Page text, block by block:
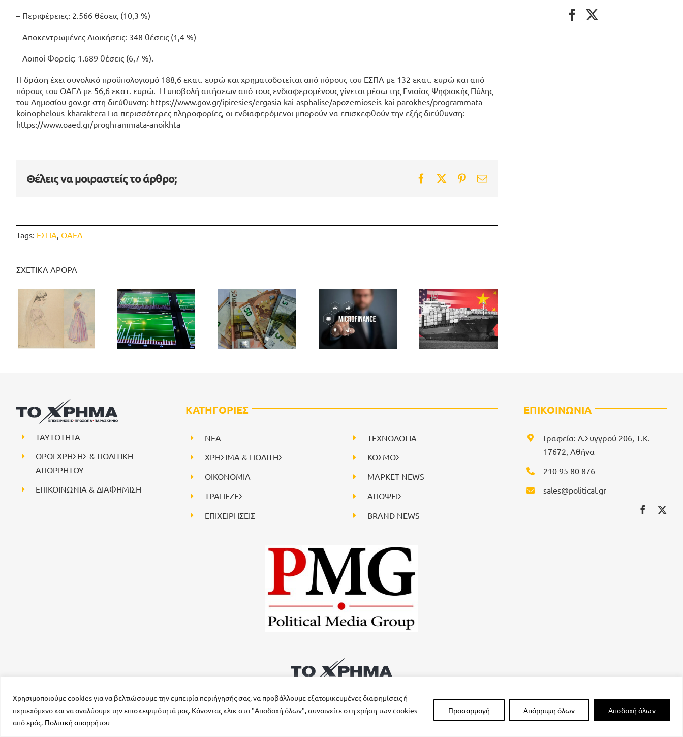
Χρησιμοποιούμε cookies για να βελτιώσουμε την εμπειρία περιήγησής σας, να προβάλλουμε εξατομικευμένες διαφημίσεις ή
περιεχόμενο και να αναλύουμε την επισκεψιμότητά μας. Κάνοντας κλικ στο "Αποδοχή όλων", συναινείτε στη χρήση των cookies
από εμάς. Πολιτική απορρήτου
Προσαρμογή Απόρριψη όλων Αποδοχή όλων
– Περιφέρειες: 2.566 θέσεις (10,3 %)
– Αποκεντρωμένες Διοικήσεις: 348 θέσεις (1,4 %)
– Λοιποί Φορείς: 1.689 θέσεις (6,7 %).
Η δράση έχει συνολικό προϋπολογισμό 188,6 εκατ. ευρώ και χρηματοδοτείται από πόρους του ΕΣΠΑ με 132 εκατ. ευρώ και από
πόρους του ΟΑΕΔ με 56,6 εκατ. ευρώ. Η υποβολή αιτήσεων από τους ενδιαφερομένους γίνεται μέσω της Ενιαίας Ψηφιακής Πύλης
του Δημοσίου gov.gr στη διεύθυνση: https://www.gov.gr/ipiresies/ergasia-kai-asphalise/apozemioseis-kai-parokhes/programmata-
koinophelous-kharaktera Για περισσότερες πληροφορίες, οι ενδιαφερόμενοι μπορούν να επισκεφθούν την εξής διεύθυνση:
https://www.oaed.gr/proghrammata-anoikhta
Θέλεις να μοιραστείς το άρθρο; Facebook
TwitterPinterest
Email
Tags: ΕΣΠΑ ΟΑΕΔ
ΣΧΕΤΙΚΑ ΑΡΘΡΑ
ΤΑΥΤΟΤΗΤΑ
ΟΡΟΙ ΧΡΗΣΗΣ & ΠΟΛΙΤΙΚΗ
ΑΠΟΡΡΗΤΟΥ
ΕΠΙΚΟΙΝΩΝΙΑ & ΔΙΑΦΗΜΙΣΗ
ΚΑΤΗΓΟΡΙΕΣ
NEA
ΧΡΗΣΙΜΑ & ΠΟΛΙΤΗΣ
ΟΙΚΟΝΟΜΙΑ
ΤΡΑΠΕΖΕΣ
ΕΠΙΧΕΙΡΗΣΕΙΣ
ΤΕΧΝΟΛΟΓΙΑ
ΚΟΣΜΟΣ
ΜΑΡΚΕΤ NEWS
ΑΠΟΨΕΙΣ
BRAND NEWS
ΕΠΙΚΟΙΝΩΝΙΑ
Γραφεία: Λ.Συγγρού 206, Τ.Κ.
17672, Αθήνα
210 95 80 876
sales@political.gr
All rights reserved – Powered byFOCUS ON GROUP